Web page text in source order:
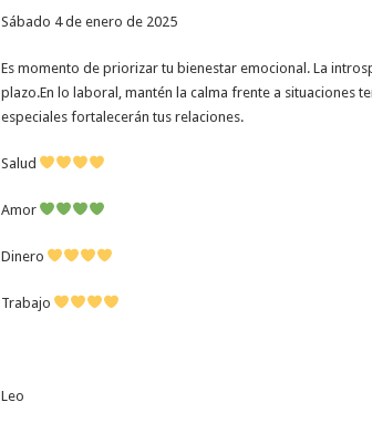
Sábado 4 de enero de 2025
Es momento de priorizar tu bienestar emocional. La
plazo.En lo laboral, mantén la calma frente a situaciones
especiales fortalecerán tus relaciones.
Salud
Amor
Dinero
Trabajo
Leo